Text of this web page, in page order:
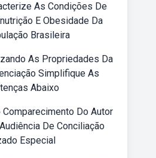
As Condições De
E Obesidade Da
Brasileira
As Propriedades Da
Simplifique As
Abaixo
Comparecimento Do Autor
De Conciliação
Especial